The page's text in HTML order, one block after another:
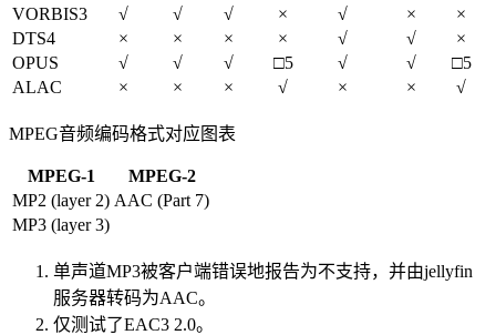
VORBIS3
√ √ √ × √ ×
×
DTS4
× × × × √ √
×
OPUS
√ √ √ □5 √ √
□5
ALAC
× × × √ × × √
MPEG音频编码格式对应图表
MPEG-1
MPEG-2
MP2 (layer 2) AAC (Part 7)
MP3 (layer 3)
单声道MP3被客户端错误地报告为不支持，并由jellyfin
服务器转码为AAC。
仅测试了EAC3 2.0。